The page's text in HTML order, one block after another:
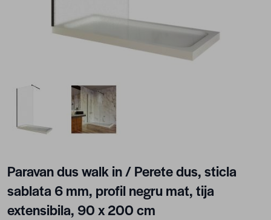
View larger imageView larger image
Paravan dus walk in / Perete dus, sticla
sablata 6 mm, profil negru mat, tija
extensibila, 90 x 200 cm